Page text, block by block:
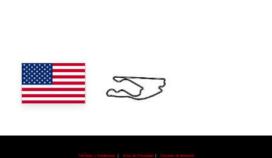
Términos y Condiciones| Aviso de Privacidad| Convenio de liberación